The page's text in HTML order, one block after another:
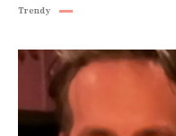
Trendy